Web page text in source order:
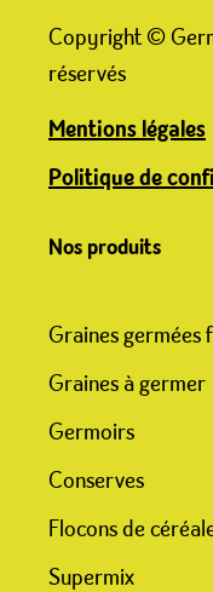
Copyright ©
réservés
Mentions légales
Politique de
Nos produits
Graines germées
Graines à germer
Germoirs
Conserves
Flocons de
Supermix